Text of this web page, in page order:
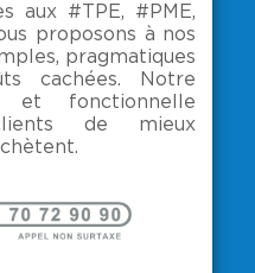
aux #TPE, #PME,
proposons à nos
pragmatiques
cachées. Notre
et fonctionnelle
de mieux